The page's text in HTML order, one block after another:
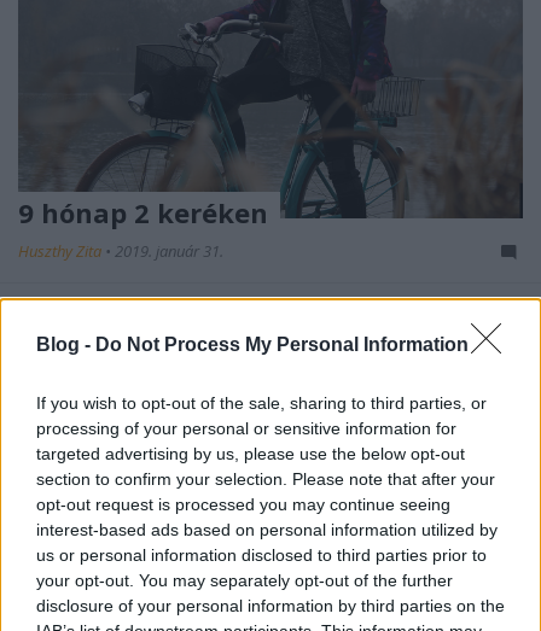
Blog - Do Not Process My Personal Information
If you wish to opt-out of the sale, sharing to third parties, or
processing of your personal or sensitive information for
targeted advertising by us, please use the below opt-out
section to confirm your selection. Please note that after your
opt-out request is processed you may continue seeing
interest-based ads based on personal information utilized by
us or personal information disclosed to third parties prior to
your opt-out. You may separately opt-out of the further
disclosure of your personal information by third parties on the
9 hónap 2 keréken
Huszthy Zita • 2019. január 31.
tévhit és hamis hiedelem kering, leginkább persze